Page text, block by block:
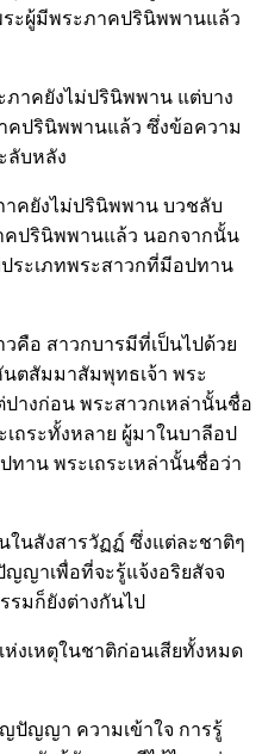
ะผู้มีพระภาคปรินิพพานแล้ว
าคยังไม่ปรินิพพาน แต่บาง
คปรินิพพานแล้ว ซึ่งข้อความ
ลับหลัง
คยังไม่ปรินิพพาน บวชลับ
คปรินิพพานแล้ว นอกจากนั้น
ระเภทพระสาวกที่มีอปทาน
คือ สาวกบารมีที่เป็นไปด้วย
ตสัมมาสัมพุทธเจ้า พระ
างก่อน พระสาวกเหล่านั้นชื่อ
ถระทั้งหลาย ผู้มาในบาลีอป
ทาน พระเถระเหล่านั้นชื่อว่า
นสังสารวัฏฏ์ ซึ่งแต่ละชาติๆ
ญาเพื่อที่จะรู้แจ้งอริยสัจจ
รมก็ยังต่างกันไป
งเหตุในชาติก่อนเสียทั้งหมด
ปัญญา ความเข้าใจ การรู้